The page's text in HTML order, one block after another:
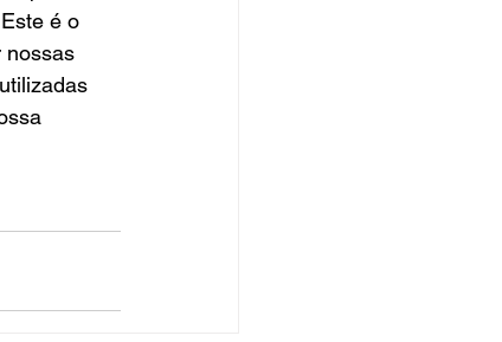
é o
nossas